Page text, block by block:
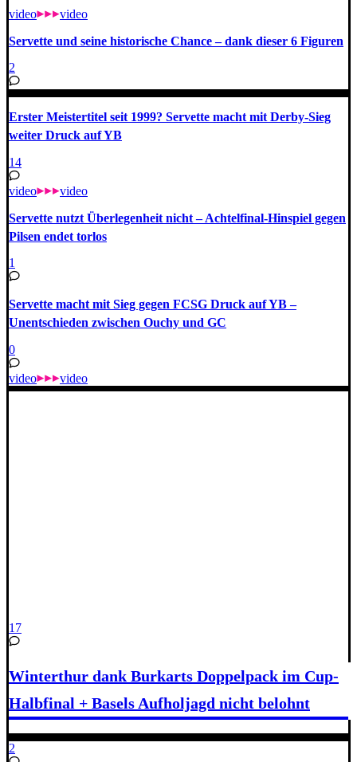
video
video
Servette und seine historische Chance – dank dieser 6 Figuren
2
Erster Meistertitel seit 1999? Servette macht mit Derby-Sieg
weiter Druck auf YB
14
video video
Servette nutzt Überlegenheit nicht – Achtelfinal-Hinspiel gegen
Pilsen endet torlos
1
Servette macht mit Sieg gegen FCSG Druck auf YB –
Unentschieden zwischen Ouchy und GC
0
video video
17
Winterthur dank Burkarts Doppelpack im Cup-
Halbfinal + Basels Aufholjagd nicht belohnt
2